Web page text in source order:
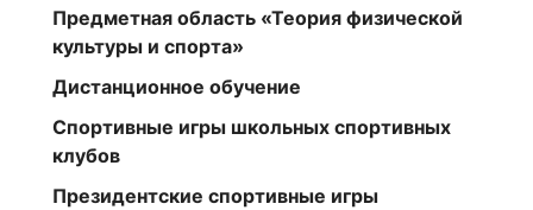
Предметная область «Теория физической
культуры и спорта»
Дистанционное обучение
Спортивные игры школьных спортивных
клубов
Президентские спортивные игры